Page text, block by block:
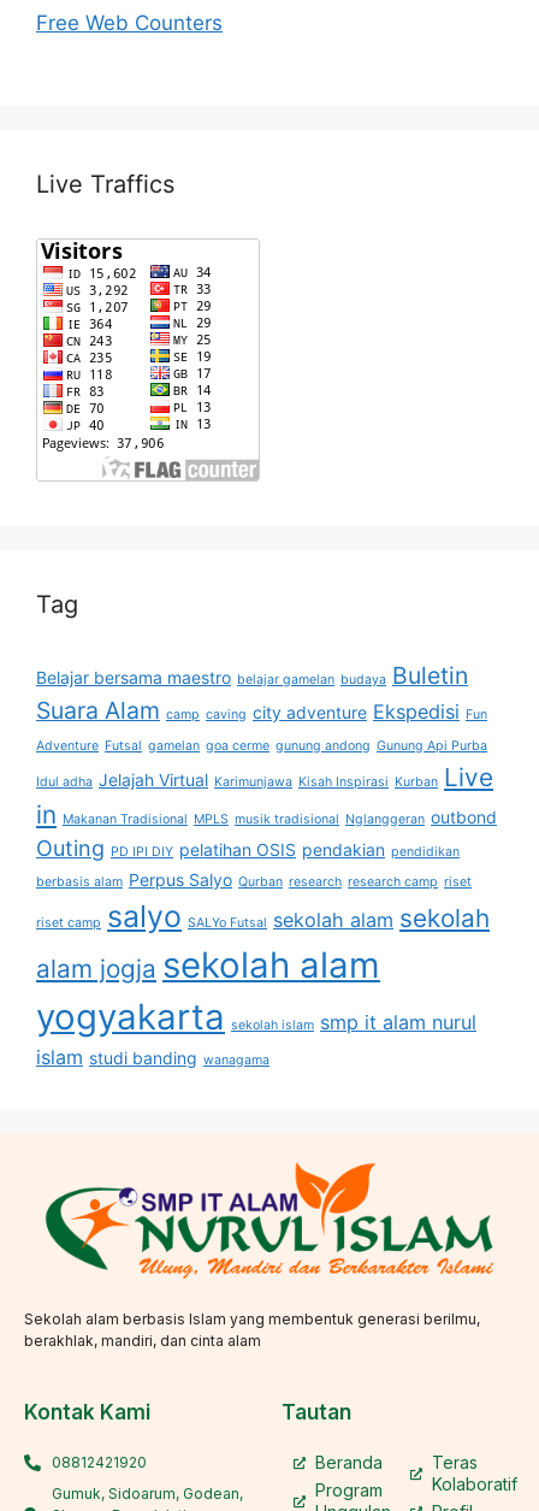
Free Web Counters
Live Traffics
Tag
Belajar bersama maestro belajar gamelan budaya Buletin
Suara Alam camp caving city adventure Ekspedisi Fun
Adventure Futsal gamelan goa cerme gunung andong Gunung Api Purba
Idul adha Jelajah Virtual Karimunjawa Kisah Inspirasi Kurban Live
in Makanan Tradisional MPLS musik tradisional Nglanggeran outbond
Outing PD IPI DIY pelatihan OSIS pendakian pendidikan
berbasis alam Perpus Salyo Qurban research research camp riset
riset camp salyo SALYo Futsal sekolah alam sekolah
alam jogja sekolah alam
yogyakarta sekolah islam smp it alam nurul
islam studi banding wanagama
Sekolah alam berbasis Islam yang membentuk generasi berilmu,
berakhlak, mandiri, dan cinta alam
Kontak Kami
08812421920
Gumuk, Sidoarum, Godean,
Tautan
Beranda
Program
Teras
Kolaboratif